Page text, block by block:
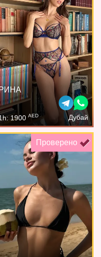
РИНА
1900 AED Дубай
Проверено